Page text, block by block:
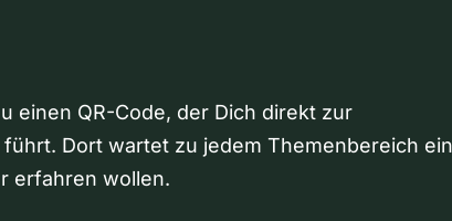
einen QR-Code, der Dich direkt zur
Dort wartet zu jedem Themenbereich ein
erfahren wollen.